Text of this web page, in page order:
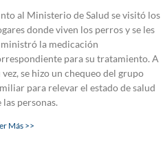
al Ministerio de Salud se visitó los
donde viven los perros y se les
la medicación
para su tratamiento. A
vez, se hizo un chequeo del grupo
para relevar el estado de salud
las personas.
Más >>